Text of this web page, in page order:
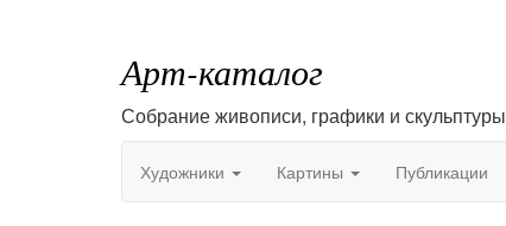
Арт-каталог
Собрание живописи, графики и скульптуры
Художники Картины Публикации